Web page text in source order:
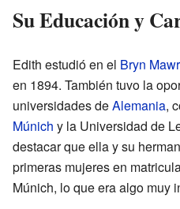
Su Educación y
Edith estudió en el Bryn
en 1894. También tuvo la
universidades deAlemania,
Múnich y la Universidad de
destacar que ella y su
primeras mujeres en
Múnich, lo que era algo muy